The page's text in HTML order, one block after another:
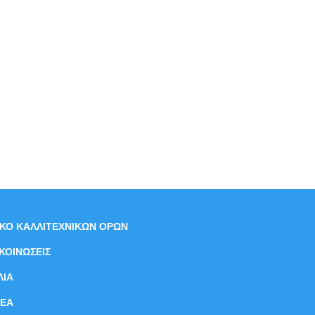
ΚΑΛΛΙΤΕΧΝΙΚΩΝ ΟΡΩΝ